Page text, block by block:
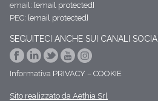
email: [email protected]
PEC: [email protected]
SEGUITECI ANCHE SUI CANALI SOCIAL
Informativa PRIVACY – COOKIE
Sito realizzato da Aethia Srl